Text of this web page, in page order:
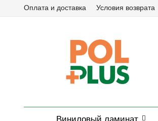
Оплата и доставка Условия возврата